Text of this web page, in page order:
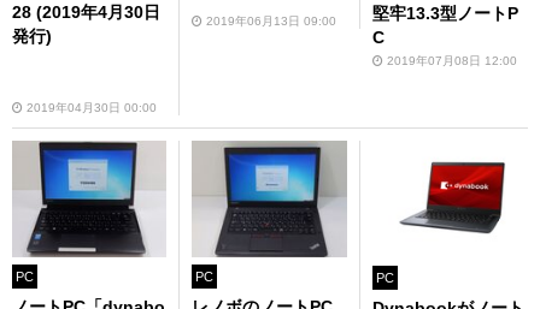
28 (2019年4月30日
発行)
2019年04月30日 00:00
2019年06月13日 09:00
堅牢13.3型ノートP
C
2019年07月08日 12:00
PC PC PC